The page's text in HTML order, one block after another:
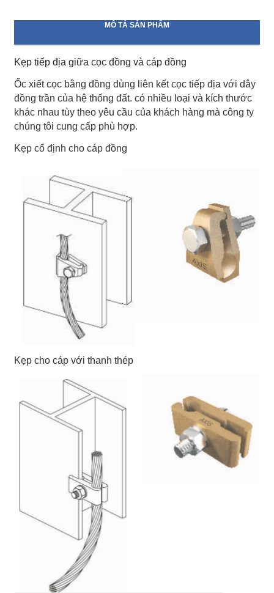
MÔ TẢ SẢN PHẨM
Kẹp tiếp địa giữa cọc đồng và cáp đồng
Ốc xiết cọc bằng đồng dùng liên kết cọc tiếp địa với dây
đồng trần của hệ thống đất. có nhiều loại và kích thước
khác nhau tùy theo yêu cầu của khách hàng mà công ty
chúng tôi cung cấp phù hợp.
Kẹp cố định cho cáp đồng
Kẹp cho cáp với thanh thép